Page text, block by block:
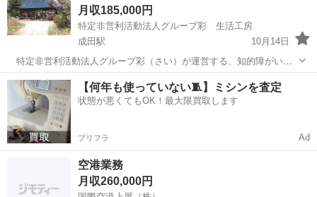
月収185,000円
特定非営利活動法人グループ彩 生活工房
成田駅
10月14日
特定非営利活動法人グループ彩（さい）が運営する、知的障がい者
や発達障がい者の方々が日中に通所する生活介護事業所「生活工房」
（定員20名）の常勤の正職員（生活支援員）を募集しています。 知
的障がい者や発達障がい者の方...
千葉 成田市 成田駅 未経験
【何年も使っていない🧵】ミシンを査定
状態が悪くてもOK！最大限買取します
プリフラ Ad
空港業務
月収260,000円